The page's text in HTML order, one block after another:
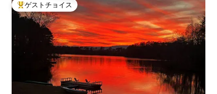
大好評のゲストチョイスです。
ゲストチョイス